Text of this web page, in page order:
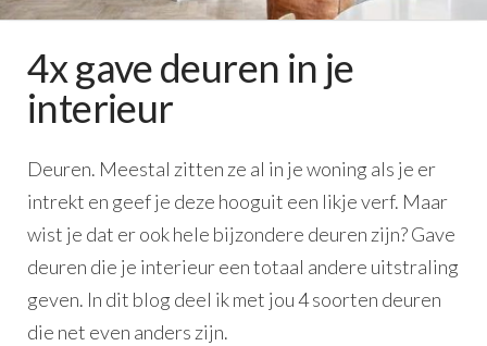
4x gave deuren in je
interieur
Deuren. Meestal zitten ze al in je woning als je er
intrekt en geef je deze hooguit een likje verf. Maar
wist je dat er ook hele bijzondere deuren zijn? Gave
deuren die je interieur een totaal andere uitstraling
geven. In dit blog deel ik met jou 4 soorten deuren
die net even anders zijn.